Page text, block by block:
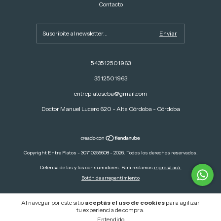
Al navegar por este sitio aceptás el uso de cookies para agilizar
tu experiencia de compra.
Entendido
Contacto
543512501963
3512501963
entreplatoscba@gmail.com
Doctor Manuel Lucero 620 - Alta Córdoba - Córdoba
Copyright Entre Platos - 30710255608 - 2026. Todos los derechos reservados.
Defensa de las y los consumidores. Para reclamos ingresá acá.
Botón de arrepentimiento